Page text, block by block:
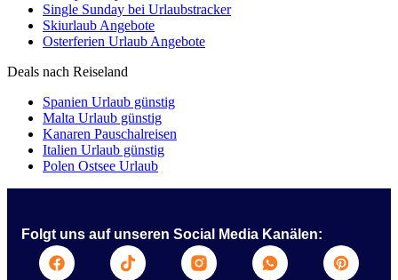
Single Sunday bei Urlaubstracker
Skiurlaub Angebote
Osterferien Urlaub Angebote
Deals nach Reiseland
Spanien Urlaub günstig
Malta Urlaub günstig
Kanaren Pauschalreisen
Italien Urlaub günstig
Polen Ostsee Urlaub